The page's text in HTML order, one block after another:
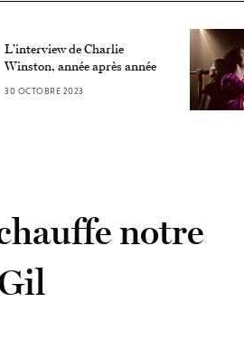
L’interview de Charlie
Winston, année après année
30 OCTOBRE 2023
notre